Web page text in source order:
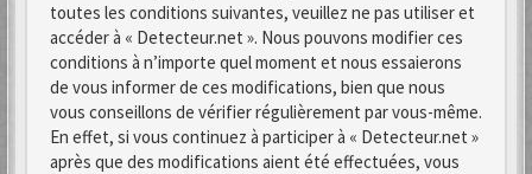
toutes les conditions suivantes, veuillez ne pas utiliser et
accéder à « Detecteur.net ». Nous pouvons modifier ces
conditions à n’importe quel moment et nous essaierons
de vous informer de ces modifications, bien que nous
vous conseillons de vérifier régulièrement par vous-même.
En effet, si vous continuez à participer à « Detecteur.net »
après que des modifications aient été effectuées, vous